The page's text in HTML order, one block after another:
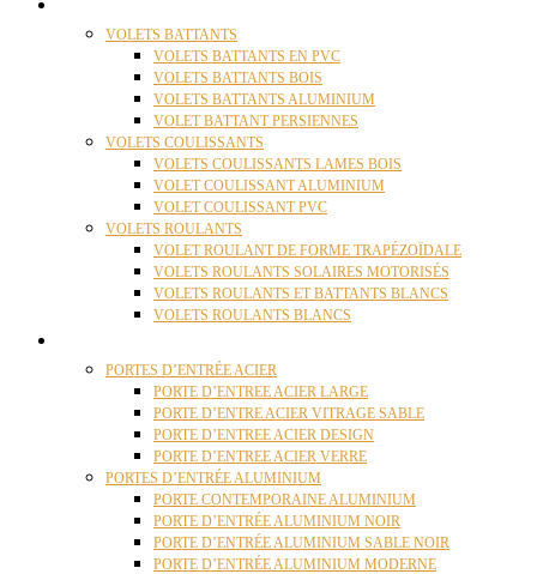
VOLETS BATTANTS
VOLETS BATTANTS EN PVC
VOLETS BATTANTS BOIS
VOLETS BATTANTS ALUMINIUM
VOLET BATTANT PERSIENNES
VOLETS COULISSANTS
VOLETS COULISSANTS LAMES BOIS
VOLET COULISSANT ALUMINIUM
VOLET COULISSANT PVC
VOLETS ROULANTS
VOLET ROULANT DE FORME TRAPÉZOÏDALE
VOLETS ROULANTS SOLAIRES MOTORISÉS
VOLETS ROULANTS ET BATTANTS BLANCS
VOLETS ROULANTS BLANCS
PORTES D’ENTRÉE ACIER
PORTE D’ENTREE ACIER LARGE
PORTE D’ENTRE ACIER VITRAGE SABLE
PORTE D’ENTREE ACIER DESIGN
PORTE D’ENTREE ACIER VERRE
PORTES D’ENTRÉE ALUMINIUM
PORTE CONTEMPORAINE ALUMINIUM
PORTE D’ENTRÉE ALUMINIUM NOIR
PORTE D’ENTRÉE ALUMINIUM SABLE NOIR
PORTE D’ENTRÉE ALUMINIUM MODERNE